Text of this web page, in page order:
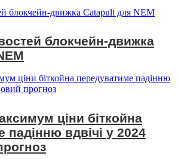
блокчейн-движка
ціни біткойна
падінню вдвічі у 2024